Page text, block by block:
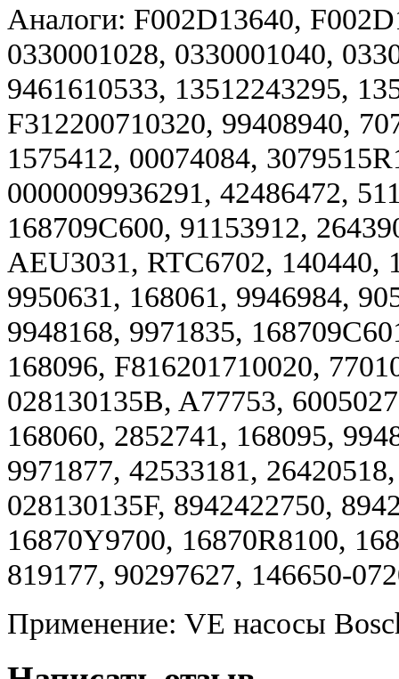
Аналоги: F002D13640,
0330001028, 0330001040,
9461610533, 13512243295,
F312200710320, 99408940,
1575412, 00074084,
0000009936291, 42486472,
168709C600, 91153912,
AEU3031, RTC6702, 140440,
9950631, 168061, 9946984,
9948168, 9971835,
168096, F816201710020,
028130135B, A77753,
168060, 2852741, 168095,
9971877, 42533181,
028130135F, 8942422750,
16870Y9700, 16870R8100,
819177, 90297627, 146650-
Применение: VE насосы